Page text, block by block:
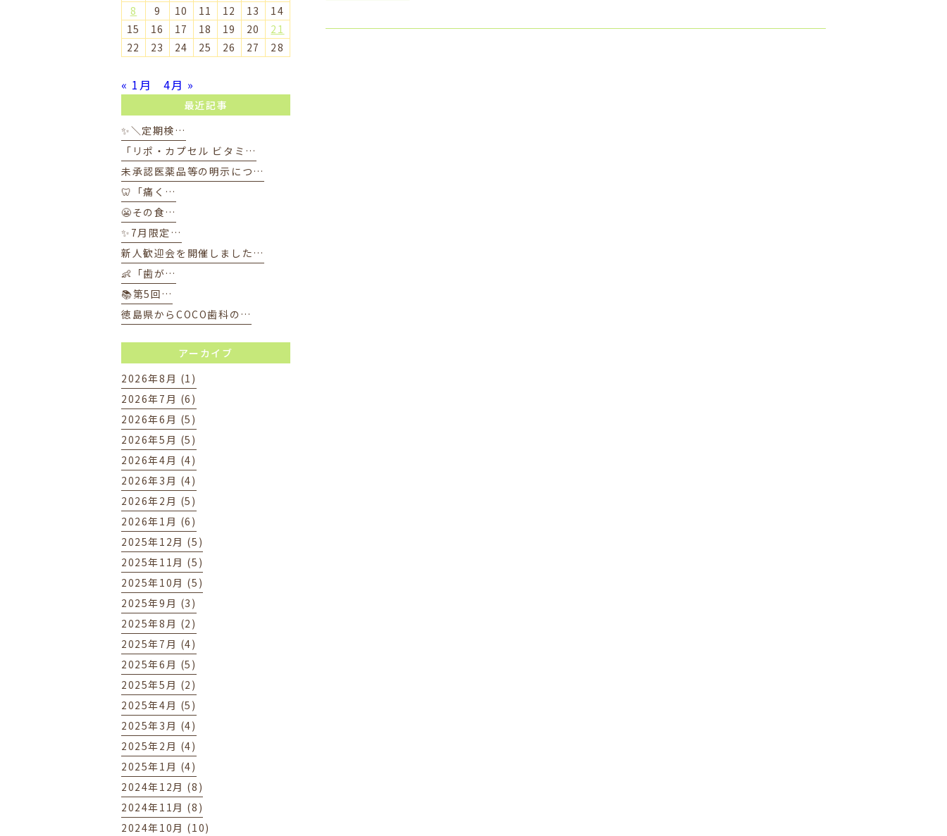
8
9 10 11 12 13
14
15
16 17 18 19 20
21
22
23 24 25 26 27 28
« 1月 4月 »
最近記事
✨＼定期検…
「リポ・カプセル ビタミ…
未承認医薬品等の明示につ…
🦷「痛く…
😬その食…
✨7月限定…
新人歓迎会を開催しました…
👶「歯が…
📚第5回…
徳島県からCOCO歯科の…
アーカイブ
2026年8月 (1)
2026年7月 (6)
2026年6月 (5)
2026年5月 (5)
2026年4月 (4)
2026年3月 (4)
2026年2月 (5)
2026年1月 (6)
2025年12月 (5)
2025年11月 (5)
2025年10月 (5)
2025年9月 (3)
2025年8月 (2)
2025年7月 (4)
2025年6月 (5)
2025年5月 (2)
2025年4月 (5)
2025年3月 (4)
2025年2月 (4)
2025年1月 (4)
2024年12月 (8)
2024年11月 (8)
2024年10月 (10)